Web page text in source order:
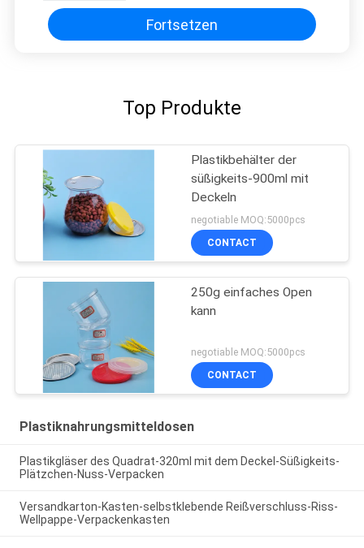
Fortsetzen
Top Produkte
Plastikbehälter der
süßigkeits-900ml mit
Deckeln
negotiable MOQ:5000pcs
CONTACT
250g einfaches Open
kann
negotiable MOQ:5000pcs
CONTACT
Plastiknahrungsmitteldosen
Plastikgläser des Quadrat-320ml mit dem Deckel-Süßigkeits-
Plätzchen-Nuss-Verpacken
Versandkarton-Kasten-selbstklebende Reißverschluss-Riss-
Wellpappe-Verpackenkasten